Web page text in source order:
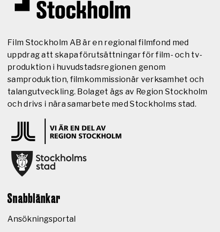
Film Stockholm AB är en regional filmfond med
uppdrag att skapa förutsättningar för film- och tv-
produktion i huvudstadsregionen genom
samproduktion, filmkommissionär verksamhet och
talangutveckling. Bolaget ägs av Region Stockholm
och drivs i nära samarbete med Stockholms stad.
Snabblänkar
Ansökningsportal